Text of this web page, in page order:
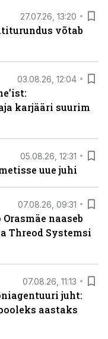
27.07.26, 13:20
võtab
03.08.26, 12:04
karjääri suurim
05.08.26, 12:31
uue juhi
07.08.26, 09:31
naaseb
Threod Systemsi
07.08.26, 11:13
juht:
aastaks